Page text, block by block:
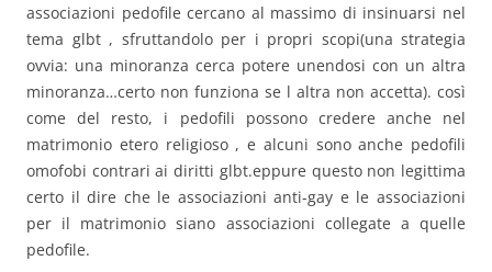
associazioni pedofile cercano al massimo di insinuarsi nel
tema glbt , sfruttandolo per i propri scopi(una strategia
ovvia: una minoranza cerca potere unendosi con un altra
minoranza…certo non funziona se l altra non accetta). così
come del resto, i pedofili possono credere anche nel
matrimonio etero religioso , e alcuni sono anche pedofili
omofobi contrari ai diritti glbt.eppure questo non legittima
certo il dire che le associazioni anti-gay e le associazioni
per il matrimonio siano associazioni collegate a quelle
pedofile.